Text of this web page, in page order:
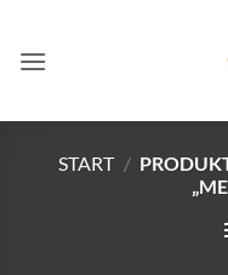
springen
START /